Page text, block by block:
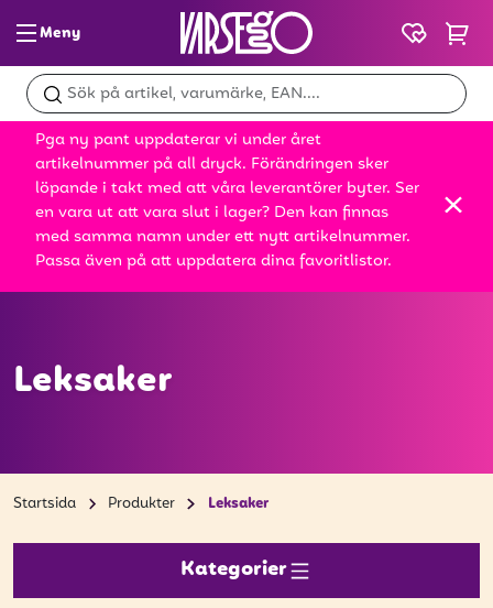
Meny
Glass & slush
Dryck
Snacks
Mat
Bli kund
Hitta din grossist
Hållbarhet
Pga ny pant uppdaterar vi under året
artikelnummer på all dryck. Förändringen sker
löpande i takt med att våra leverantörer byter. Ser
en vara ut att vara slut i lager? Den kan finnas
med samma namn under ett nytt artikelnummer.
Passa även på att uppdatera dina favoritlistor.
Leksaker
Startsida Produkter Leksaker
Kategorier